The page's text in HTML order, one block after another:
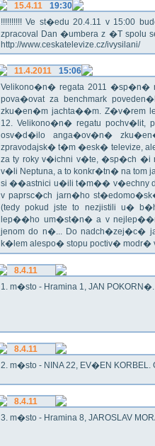
15.4.11
19:30
!!!!!!!!!! Ve st�edu 20.4.11 v 15:00
zpracoval Dan �umbera z �T spolu
http://www.ceskatelevize.cz/ivysilani/
11.4.2011
15:06
Velikono�n� regata 2011 �sp�n�
pova�ovat za benchmark
zku�en�m jachta��m. Z�v�rem
12. Velikono�n� regatu
osv�d�ilo anga�ov�n�
zpravodajsk� t�m �esk� televize,
za ty roky v�ichni v�te, �sp�ch
v�li Neptuna, a to konkr�tn� na tom
si ��astnici u�ili t�m�� v�echny
v paprsc�ch jarn�ho
(tedy pokud jste to nezjistili u�
lep��ho um�st�n� a v
jenom do n�... Do nadch�zej�c�
k�lem alespo� stopu poctiv�
8.4.11
1. m�sto - Hramina 1, JAN
8.4.11
2. m�sto - NINA 22, EV�EN KORBEL.
8.4.11
3. m�sto - Hramina 8, JAROSLAV